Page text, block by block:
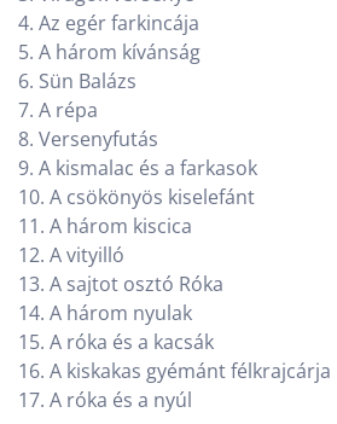
4. Az egér farkincája
5. A három kívánság
6. Sün Balázs
7. A répa
8. Versenyfutás
9. A kismalac és a farkasok
10. A csökönyös kiselefánt
11. A három kiscica
12. A vityilló
13. A sajtot osztó Róka
14. A három nyulak
15. A róka és a kacsák
16. A kiskakas gyémánt félkrajcárja
17. A róka és a nyúl